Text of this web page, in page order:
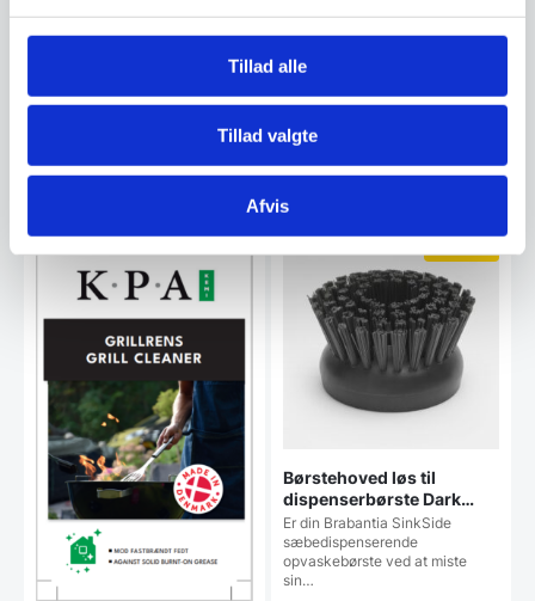
Tillad alle
Tillad valgte
Afvis
Kemi
KPA Kogepladerens, fjerner
effektivt fastbrændte madrester
Stålrens – KPA Kemi
KPA Stålrens er fremstillet
specielt til rensning af rust frie
Børstehoved løs til
dispenserbørste Dark
Grey
​Er din Brabantia SinkSide
sæbedispenserende
opvaskebørste ved at miste
sin…